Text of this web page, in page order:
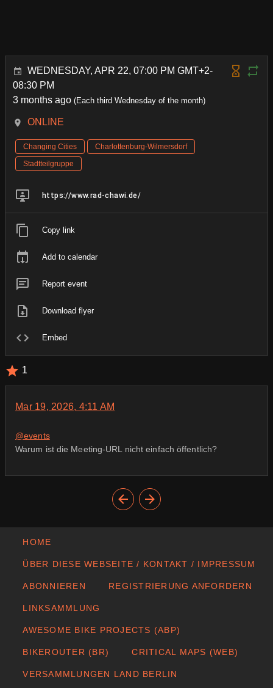
WEDNESDAY, APR 22, 07:00 PM GMT+2-
08:30 PM
3 months ago (Each third Wednesday of the month)
ONLINE
Changing Cities
Charlottenburg-Wilmersdorf
Stadtteilgruppe
https://www.rad-chawi.de/
Copy link
Add to calendar
Report event
Download flyer
Embed
1
Mar 19, 2026, 4:11 AM
@events
Warum ist die Meeting-URL nicht einfach öffentlich?
HOME
ÜBER DIESE WEBSEITE / KONTAKT / IMPRESSUM
ABONNIEREN REGISTRIERUNG ANFORDERN
LINKSAMMLUNG
AWESOME BIKE PROJECTS (ABP)
BIKEROUTER (BR) CRITICAL MAPS (WEB)
VERSAMMLUNGEN LAND BERLIN